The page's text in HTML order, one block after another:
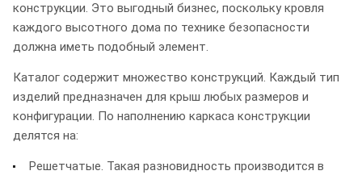
конструкции. Это выгодный бизнес, поскольку кровля
каждого высотного дома по технике безопасности
должна иметь подобный элемент.
Каталог содержит множество конструкций. Каждый тип
изделий предназначен для крыш любых размеров и
конфигурации. По наполнению каркаса конструкции
делятся на:
Решетчатые. Такая разновидность производится в